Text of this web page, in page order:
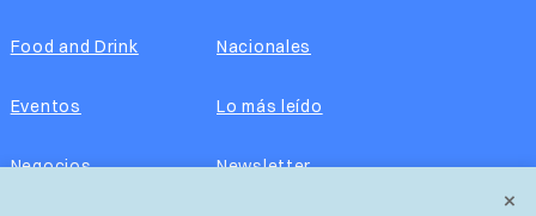
×
Food and Drink
Eventos
Negocios
Nacionales
Lo más leído
Newsletter